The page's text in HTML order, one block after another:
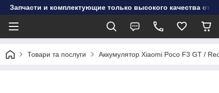
Запчасти и комплектующие только высокого качества от
Товари та послуги Аккумулятор Xiaomi Poco F3 GT /